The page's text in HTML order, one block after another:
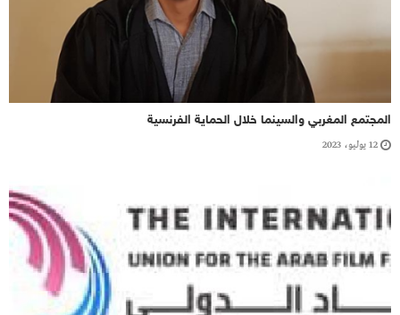
المجتمع المغربي والسينما خلال الحماية الفرنسية
12 يوليو، 2023